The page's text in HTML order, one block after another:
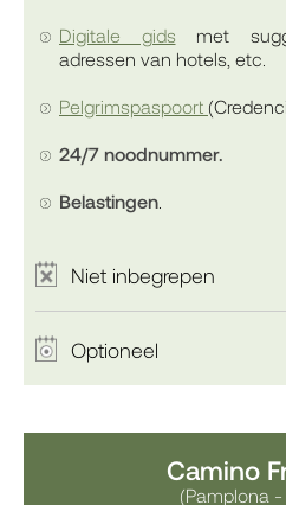
Digitale gids met
adressen van hotels, etc.
Pelgrimspaspoort
24/7 noodnummer.
Belastingen
Niet inbegrepen
Optioneel
Camino
(Pamplona -